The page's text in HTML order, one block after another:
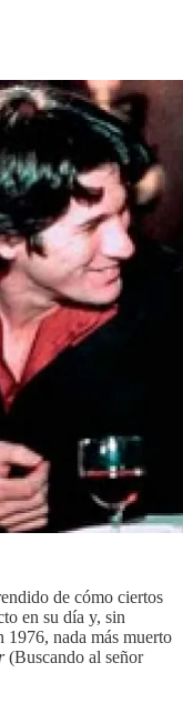
de cómo ciertos
en su día y, sin
nada más muerto
(Buscando al señor